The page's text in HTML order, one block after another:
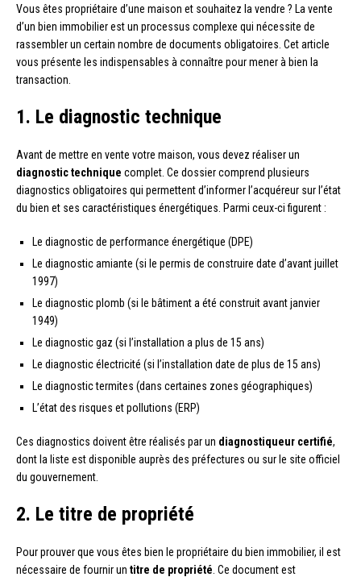
Vous êtes propriétaire d’une maison et souhaitez la vendre ? La vente
d’un bien immobilier est un processus complexe qui nécessite de
rassembler un certain nombre de documents obligatoires. Cet article
vous présente les indispensables à connaître pour mener à bien la
transaction.
1. Le diagnostic technique
Avant de mettre en vente votre maison, vous devez réaliser un
diagnostic technique complet. Ce dossier comprend plusieurs
diagnostics obligatoires qui permettent d’informer l’acquéreur sur l’état
du bien et ses caractéristiques énergétiques. Parmi ceux-ci figurent :
Le diagnostic de performance énergétique (DPE)
Le diagnostic amiante (si le permis de construire date d’avant juillet
1997)
Le diagnostic plomb (si le bâtiment a été construit avant janvier
1949)
Le diagnostic gaz (si l’installation a plus de 15 ans)
Le diagnostic électricité (si l’installation date de plus de 15 ans)
Le diagnostic termites (dans certaines zones géographiques)
L’état des risques et pollutions (ERP)
Ces diagnostics doivent être réalisés par un diagnostiqueur certifié,
dont la liste est disponible auprès des préfectures ou sur le site officiel
du gouvernement.
2. Le titre de propriété
Pour prouver que vous êtes bien le propriétaire du bien immobilier, il est
nécessaire de fournir un titre de propriété . Ce document est